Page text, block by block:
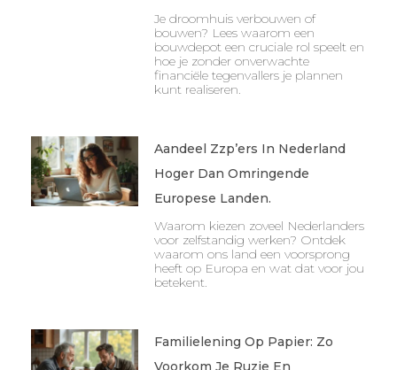
Je droomhuis verbouwen of
bouwen? Lees waarom een
bouwdepot een cruciale rol speelt en
hoe je zonder onverwachte
financiële tegenvallers je plannen
kunt realiseren.
Aandeel Zzp’ers In Nederland
Hoger Dan Omringende
Europese Landen.
Waarom kiezen zoveel Nederlanders
voor zelfstandig werken? Ontdek
waarom ons land een voorsprong
heeft op Europa en wat dat voor jou
betekent.
Familielening Op Papier: Zo
Voorkom Je Ruzie En